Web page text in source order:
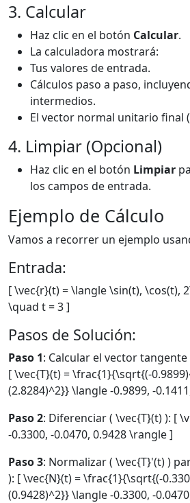
3. Calcular
Haz clic en el botón Calcular.
La calculadora mostrará:
Tus valores de entrada.
Cálculos paso a paso,
intermedios.
El vector normal unitario final
4. Limpiar (Opcional)
Haz clic en el botón Limpiar
los campos de entrada.
Ejemplo de Cálculo
Vamos a recorrer un ejemplo
Entrada:
[ \vec{r}(t) = \langle \sin(t), \cos(t),
\quad t = 3 ]
Pasos de Solución:
Paso 1: Calcular el vector
[ \vec{T}(t) = \frac{1}{\sqrt{(-
(2.8284)^2}} \langle -0.9899, -
Paso 2: Diferenciar ( \vec{T}(t) ): [
-0.3300, -0.0470, 0.9428 \rangle ]
Paso 3: Normalizar ( \vec{T}'(t) )
): [ \vec{N}(t) = \frac{1}{\sqrt{(-
(0.9428)^2}} \langle -0.3300, -